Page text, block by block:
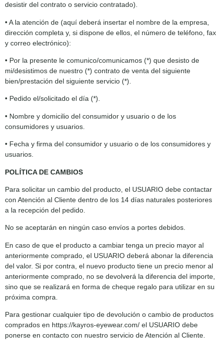
desistir del contrato o servicio contratado).
• A la atención de (aquí deberá insertar el nombre de la empresa,
dirección completa y, si dispone de ellos, el número de teléfono, fax
y correo electrónico):
• Por la presente le comunico/comunicamos (*) que desisto de
mi/desistimos de nuestro (*) contrato de venta del siguiente
bien/prestación del siguiente servicio (*).
• Pedido el/solicitado el día (*).
• Nombre y domicilio del consumidor y usuario o de los
consumidores y usuarios.
• Fecha y firma del consumidor y usuario o de los consumidores y
usuarios.
POLÍTICA DE CAMBIOS
Para solicitar un cambio del producto, el USUARIO debe contactar
con Atención al Cliente dentro de los 14 días naturales posteriores
a la recepción del pedido.
No se aceptarán en ningún caso envíos a portes debidos.
En caso de que el producto a cambiar tenga un precio mayor al
anteriormente comprado, el USUARIO deberá abonar la diferencia
del valor. Si por contra, el nuevo producto tiene un precio menor al
anteriormente comprado, no se devolverá la diferencia del importe,
sino que se realizará en forma de cheque regalo para utilizar en su
próxima compra.
Para gestionar cualquier tipo de devolución o cambio de productos
comprados en https://kayros-eyewear.com/ el USUARIO debe
ponerse en contacto con nuestro servicio de Atención al Cliente.